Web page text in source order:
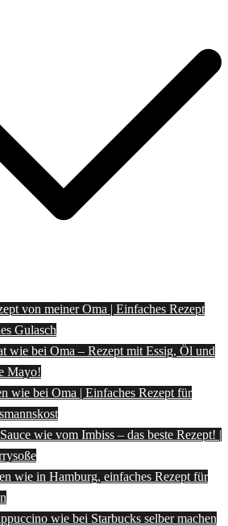
von meiner Oma | Einfaches Rezept
Gulasch
wie bei Oma – Rezept mit Essig, Öl und
Mayo!
wie bei Oma | Einfaches Rezept für
wie vom Imbiss – das beste Rezept! |
wie in Hamburg, einfaches Rezept für
wie bei Starbucks selber machen